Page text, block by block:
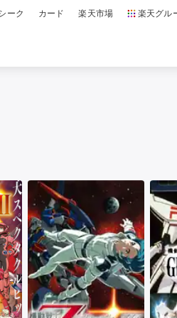
ーク カード 楽天市場 楽天グル
本/
楽
動
楽
無
Rチ
チ
楽
エ